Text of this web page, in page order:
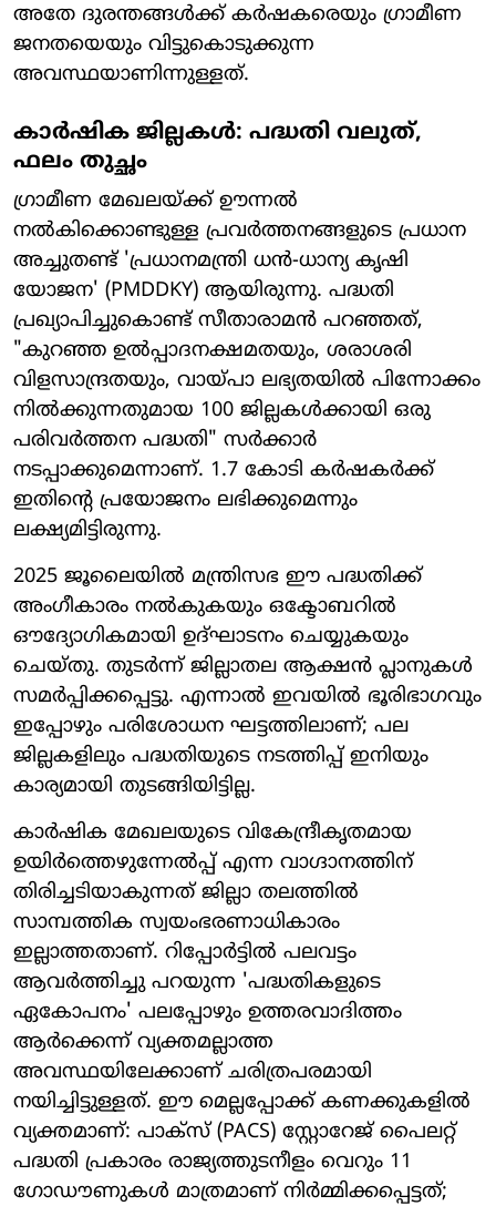
അതേ ദുരന്തങ്ങൾക്ക് കർഷകരെയും ഗ്രാമീണ
ജനതയെയും വിട്ടുകൊടുക്കുന്ന
അവസ്ഥയാണിന്നുള്ളത്.
കാർഷിക ജില്ലകൾ: പദ്ധതി വലുത്,
ഫലം തുച്ഛം
ഗ്രാമീണ മേഖലയ്ക്ക് ഊന്നൽ
നൽകിക്കൊണ്ടുള്ള പ്രവർത്തനങ്ങളുടെ പ്രധാന
അച്ചുതണ്ട് 'പ്രധാനമന്ത്രി ധൻ-ധാന്യ കൃഷി
യോജന' (PMDDKY) ആയിരുന്നു. പദ്ധതി
പ്രഖ്യാപിച്ചുകൊണ്ട് സീതാരാമൻ പറഞ്ഞത്,
"കുറഞ്ഞ ഉൽപ്പാദനക്ഷമതയും, ശരാശരി
വിളസാന്ദ്രതയും, വായ്പാ ലഭ്യതയിൽ പിന്നോക്കം
നിൽക്കുന്നതുമായ 100 ജില്ലകൾക്കായി ഒരു
പരിവർത്തന പദ്ധതി" സർക്കാർ
നടപ്പാക്കുമെന്നാണ്. 1.7 കോടി കർഷകർക്ക്
ഇതിന്റെ പ്രയോജനം ലഭിക്കുമെന്നും
ലക്ഷ്യമിട്ടിരുന്നു.
2025 ജൂലൈയിൽ മന്ത്രിസഭ ഈ പദ്ധതിക്ക്
അംഗീകാരം നൽകുകയും ഒക്ടോബറിൽ
ഔദ്യോഗികമായി ഉദ്ഘാടനം ചെയ്യുകയും
ചെയ്തു. തുടർന്ന് ജില്ലാതല ആക്ഷൻ പ്ലാനുകൾ
സമർപ്പിക്കപ്പെട്ടു. എന്നാൽ ഇവയിൽ ഭൂരിഭാഗവും
ഇപ്പോഴും പരിശോധന ഘട്ടത്തിലാണ്; പല
ജില്ലകളിലും പദ്ധതിയുടെ നടത്തിപ്പ് ഇനിയും
കാര്യമായി തുടങ്ങിയിട്ടില്ല.
കാർഷിക മേഖലയുടെ വികേന്ദ്രീകൃതമായ
ഉയിർത്തെഴുന്നേൽപ്പ് എന്ന വാഗ്ദാനത്തിന്
തിരിച്ചടിയാകുന്നത് ജില്ലാ തലത്തിൽ
സാമ്പത്തിക സ്വയംഭരണാധികാരം
ഇല്ലാത്തതാണ്. റിപ്പോർട്ടിൽ പലവട്ടം
ആവർത്തിച്ചു പറയുന്ന 'പദ്ധതികളുടെ
ഏകോപനം' പലപ്പോഴും ഉത്തരവാദിത്തം
ആർക്കെന്ന് വ്യക്തമല്ലാത്ത
അവസ്ഥയിലേക്കാണ് ചരിത്രപരമായി
നയിച്ചിട്ടുള്ളത്. ഈ മെല്ലപ്പോക്ക് കണക്കുകളിൽ
വ്യക്തമാണ്: പാക്‌സ് (PACS) സ്റ്റോറേജ് പൈലറ്റ്
പദ്ധതി പ്രകാരം രാജ്യത്തുടനീളം വെറും 11
ഗോഡൗണുകൾ മാത്രമാണ് നിർമ്മിക്കപ്പെട്ടത്;